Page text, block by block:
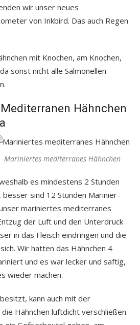
wir unser neues
von Inkbird. Das auch Regen
mit Knochen, am Knochen,
sonst nicht alle Salmonellen
Hähnchen
Mariniertes mediterranes Hähnchen
es mindestens 2 Stunden
sind 12 Stunden Marinier-
mariniertes mediterranes
der Luft und den Unterdruck
in das Fleisch eindringen und die
Wir hatten das Hähnchen 4
und es war lecker und saftig,
wieder machen.
kann auch mit der
Hähnchen luftdicht verschließen.